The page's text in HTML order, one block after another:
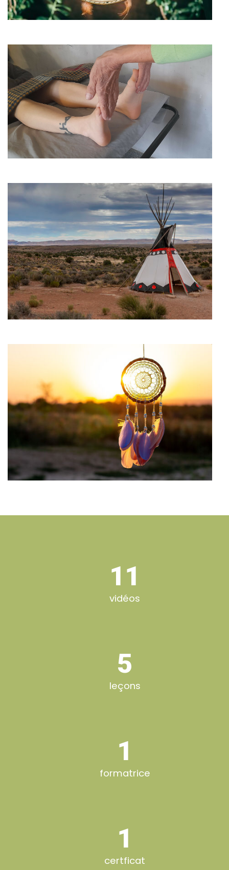
11
vidéos
5
leçons
1
formatrice
1
certficat